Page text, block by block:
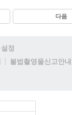
다음
설정
불법촬영물신고안내